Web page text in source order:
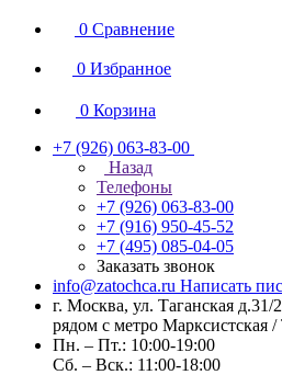
0 Сравнение
0 Избранное
0 Корзина
+7 (926) 063-83-00
Назад
Телефоны
+7 (926) 063-83-00
+7 (916) 950-45-52
+7 (495) 085-04-05
Заказать звонок
info@zatochca.ru Написать
г. Москва, ул. Таганская д.31/
рядом с метро Марксистская /
Пн. – Пт.: 10:00-19:00
Сб. – Вск.: 11:00-18:00